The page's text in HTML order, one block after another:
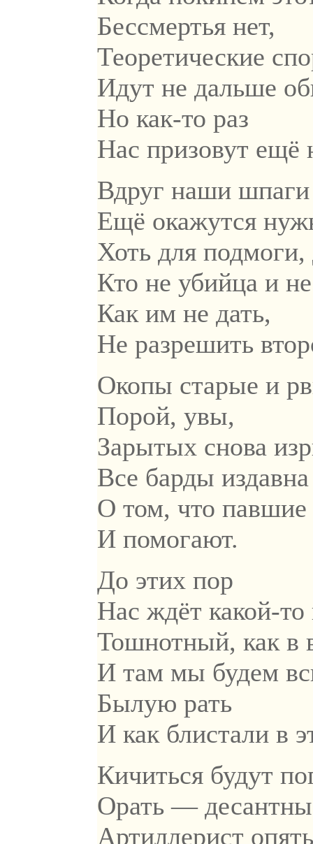
Бессмертья нет,
Теоретические
Идут не дальше
Но как-то раз
Нас призовут ещё
Вдруг наши
Ещё окажутся
Хоть для
Кто не убийца и
Как им не дать,
Не разрешить
Окопы старые и
Порой, увы,
Зарытых снова
Все барды
О том, что павшие
И помогают.
До этих пор
Нас ждёт какой-то
Тошнотный, как в
И там мы будем
Былую рать
И как блистали в
Кичиться будут
Орать —
Артиллерист